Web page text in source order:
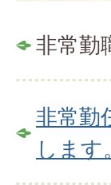
非常勤
非常勤
します。